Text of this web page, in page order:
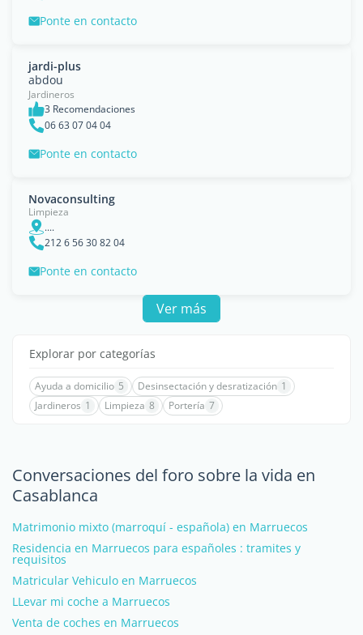
Ponte en contacto
jardi-plus
abdou
Jardineros
3 Recomendaciones
06 63 07 04 04
Ponte en contacto
Novaconsulting
Limpieza
....
212 6 56 30 82 04
Ponte en contacto
Ver más
Explorar por categorías
Ayuda a domicilio 5 Desinsectación y desratización 1
Jardineros 1 Limpieza 8 Portería 7
Conversaciones del foro sobre la vida en
Casablanca
Matrimonio mixto (marroquí - española) en Marruecos
Residencia en Marruecos para españoles : tramites y
requisitos
Matricular Vehiculo en Marruecos
LLevar mi coche a Marruecos
Venta de coches en Marruecos